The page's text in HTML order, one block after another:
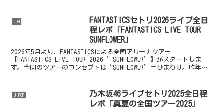
LDH
FANTASTICSセトリ2026ライブ全日
程レポ「FANTASTICS LIVE TOUR
SUNFLOWER」
2026年5月より、FANTASTICSによる全国アリーナツアー
【FANTASTICS LIVE TOUR 2026 ”SUNFLOWER”】がスタートしま
す。今回のツアーのコンセプトは“SUNFLOWER”＝ひまわり。昨年行
J-POP
乃木坂46ライブセトリ2025全日程
レポ「真夏の全国ツアー2025」